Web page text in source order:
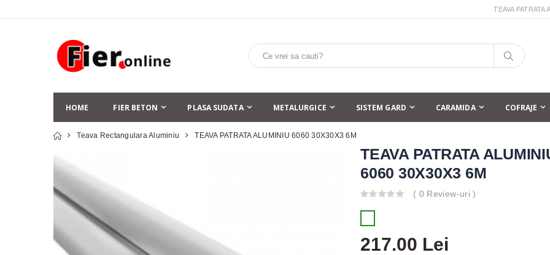
TEAVA
HOME FIER BETON PLASA SUDATA METALURGICE SISTEM GARD CARAMIDA COFRAJE
Teava Rectangulara Aluminiu TEAVA PATRATA ALUMINIU 6060 30X30X3 6M
TEAVA PATRATA
6060 30X30X3 6M
( 0 Review-uri )
217.00 Lei